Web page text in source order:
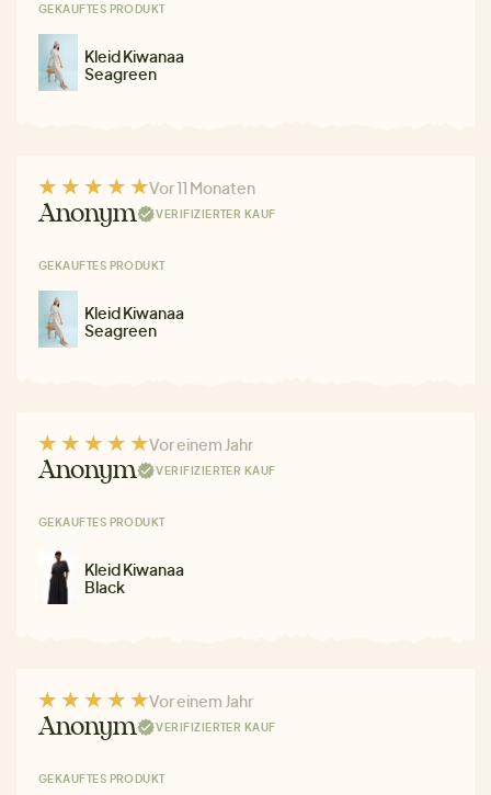
GEKAUFTES PRODUKT
Kleid Kiwanaa
Seagreen
Vor 11 Monaten
Anonym VERIFIZIERTER KAUF
GEKAUFTES PRODUKT
Kleid Kiwanaa
Seagreen
Vor einem Jahr
Anonym VERIFIZIERTER KAUF
GEKAUFTES PRODUKT
Kleid Kiwanaa
Black
Vor einem Jahr
Anonym VERIFIZIERTER KAUF
GEKAUFTES PRODUKT